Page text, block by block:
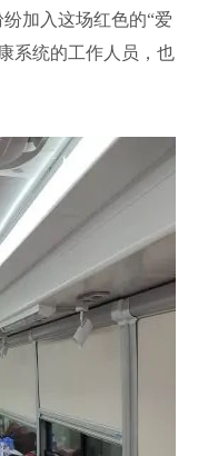
加入这场红色的“爱
系统的工作人员，也